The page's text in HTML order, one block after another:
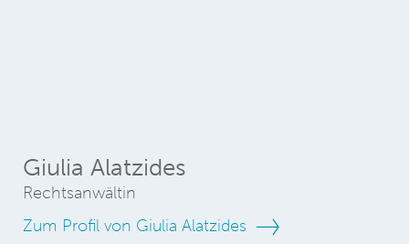
Giulia Alatzides
Rechtsanwältin
Zum Profil von Giulia Alatzides